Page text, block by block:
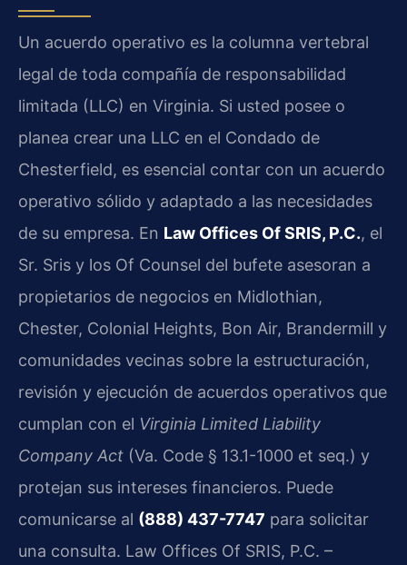
Un acuerdo operativo es la columna vertebral
legal de toda compañía de responsabilidad
limitada (LLC) en Virginia. Si usted posee o
planea crear una LLC en el Condado de
Chesterfield, es esencial contar con un acuerdo
operativo sólido y adaptado a las necesidades
de su empresa. En Law Offices Of SRIS, P.C., el
Sr. Sris y los Of Counsel del bufete asesoran a
propietarios de negocios en Midlothian,
Chester, Colonial Heights, Bon Air, Brandermill y
comunidades vecinas sobre la estructuración,
revisión y ejecución de acuerdos operativos que
cumplan con el Virginia Limited Liability
Company Act (Va. Code § 13.1-1000 et seq.) y
protejan sus intereses financieros. Puede
comunicarse al (888) 437-7747 para solicitar
una consulta. Law Offices Of SRIS, P.C. –